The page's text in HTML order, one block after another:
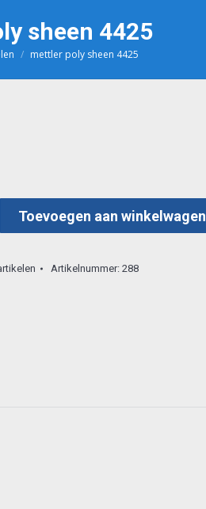
sheen 4425
mettler poly sheen 4425
Toevoegen aan winkelwagen
Artikelnummer:288